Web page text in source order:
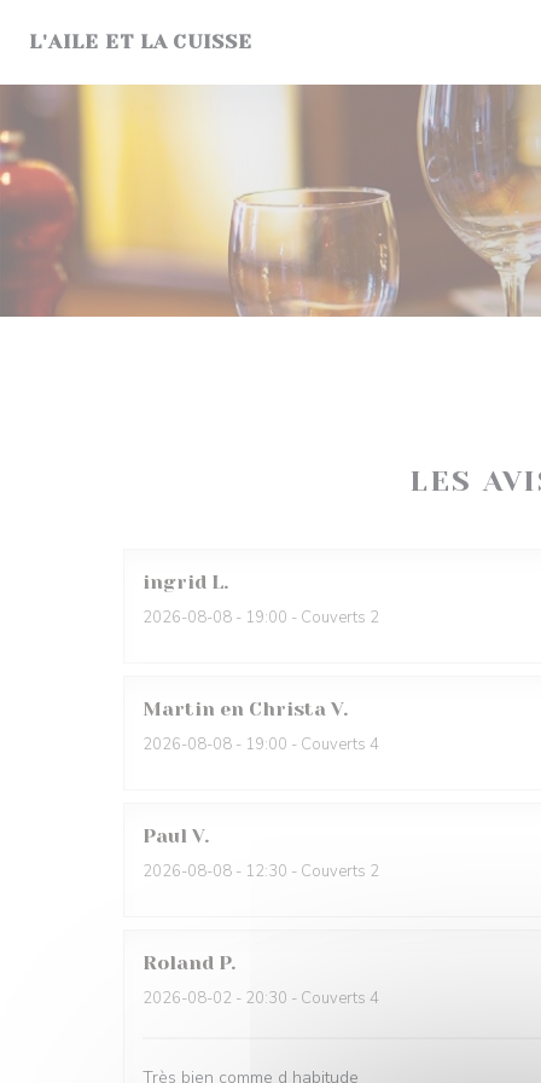
L'AILE ET LA CUISSE
LES
ingrid L
2026-08-08 - 19:00 - Couverts 2
Martin en Christa V
2026-08-08 - 19:00 - Couverts 4
Paul V
2026-08-08 - 12:30 - Couverts 2
Roland P
2026-08-02 - 20:30 - Couverts 4
Très bien comme d habitude